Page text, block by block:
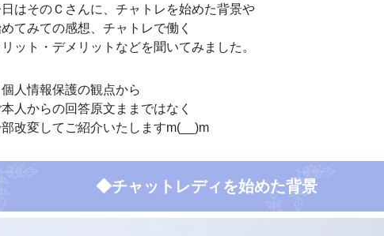
はそのＣさんに、チャトレを始めた背景や
てみての感想、チャトレで働く
リット・デメリットなどを聞いてみました。
人情報保護の観点から
本人からの回答原文ままではなく
改変してご紹介いたしますm(__)m
◆チャットレディを始めた背景